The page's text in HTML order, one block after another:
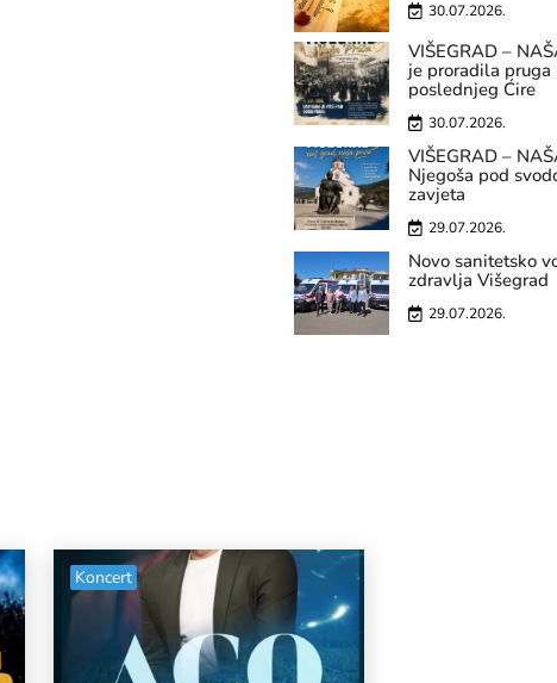
30.07.2026.
VIŠEGRAD –
je proradila
poslednjeg Ćire
30.07.2026.
VIŠEGRAD –
Njegoša pod
zavjeta
29.07.2026.
Novo sanitetsko
zdravlja Višegrad
29.07.2026.
Koncert